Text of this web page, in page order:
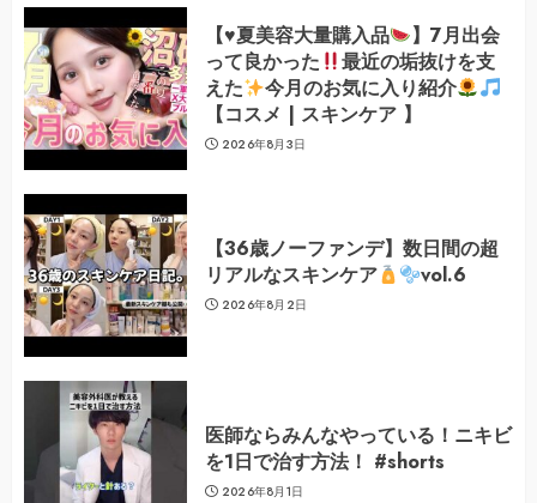
【♥️夏美容大量購入品
】7月出会
って良かった
最近の垢抜けを支
えた
今月のお気に入り紹介
【コスメ | スキンケア 】
2026年8月3日
【36歳ノーファンデ】数日間の超
リアルなスキンケア
vol.6
2026年8月2日
医師ならみんなやっている！ニキビ
を1日で治す方法！ #shorts
2026年8月1日